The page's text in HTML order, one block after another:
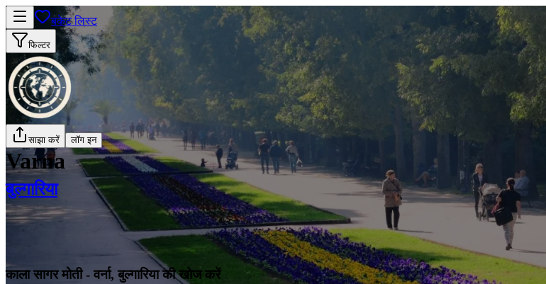
बकेट लिस्ट
फिल्टर
साझा करें लॉग इन
Varna
बुल्गारिया
काला सागर मोती - वर्ना, बुल्गारिया की खोज करें